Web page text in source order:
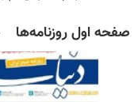
صفحه اول روزنامه‌ها